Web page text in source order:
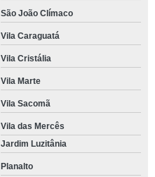
São João Clímaco
Vila Caraguatá
Vila Cristália
Vila Marte
Vila Sacomã
Vila das Mercês
Jardim Luzitânia
Planalto